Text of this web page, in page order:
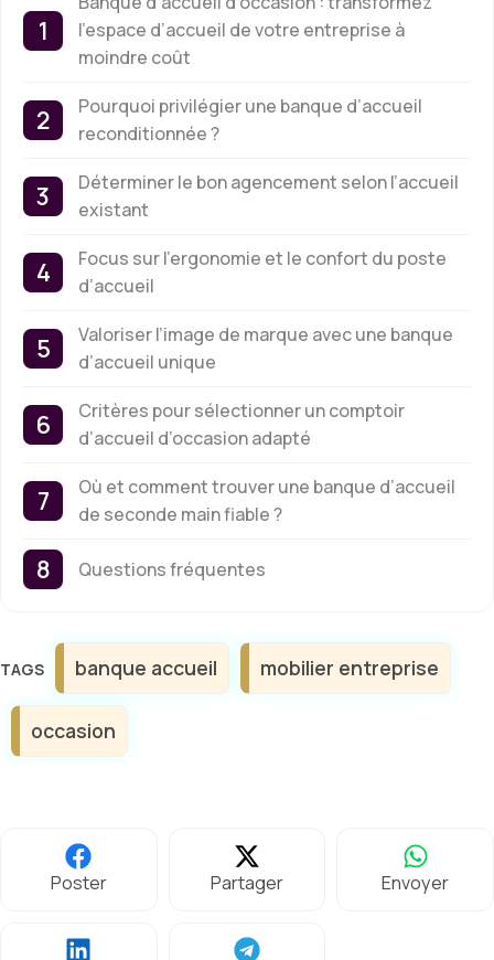
l’espace d’accueil de votre entreprise à
moindre coût
Pourquoi privilégier une banque d’accueil
reconditionnée ?
Déterminer le bon agencement selon l’accueil
existant
Focus sur l’ergonomie et le confort du poste
d’accueil
Valoriser l’image de marque avec une banque
d’accueil unique
Critères pour sélectionner un comptoir
d’accueil d’occasion adapté
Où et comment trouver une banque d’accueil
de seconde main fiable ?
Questions fréquentes
Étiquettes
banque accueil mobilier entreprise
occasion
Poster Partager Envoyer